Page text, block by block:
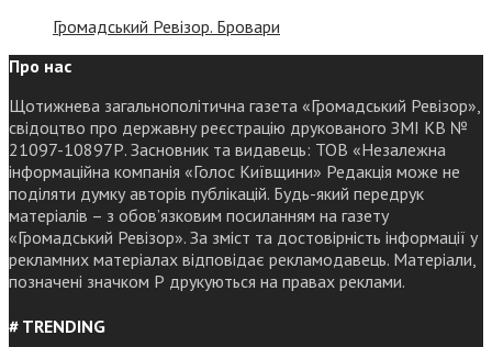
Громадський Ревізор. Бровари
Про нас
Щотижнева загальнополітична газета «Громадський Ревізор»,
свідоцтво про державну реєстрацію друкованого ЗМІ КВ №
21097-10897Р. Засновник та видавець: ТОВ «Незалежна
інформаційна компанія «Голос Київщини» Редакція може не
поділяти думку авторів публікацій. Будь-який передрук
матеріалів – з обов’язковим посиланням на газету
«Громадський Ревізор». За зміст та достовірність інформації у
рекламних матеріалах відповідає рекламодавець. Матеріали,
позначені значком Р друкуються на правах реклами.
# TRENDING